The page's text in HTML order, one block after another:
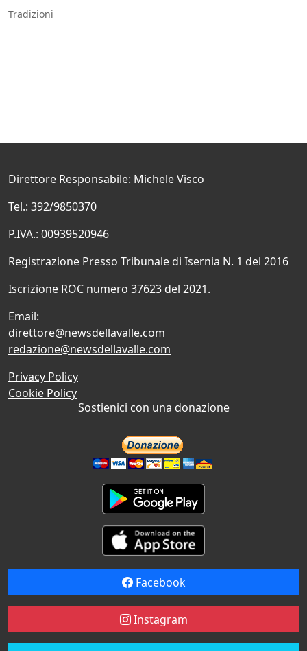
Tradizioni
Direttore Responsabile: Michele Visco
Tel.: 392/9850370
P.IVA.: 00939520946
Registrazione Presso Tribunale di Isernia N. 1 del 2016
Iscrizione ROC numero 37623 del 2021.
Email:
direttore@newsdellavalle.com
redazione@newsdellavalle.com
Privacy Policy
Cookie Policy
Sostienici con una donazione
Facebook
Instagram